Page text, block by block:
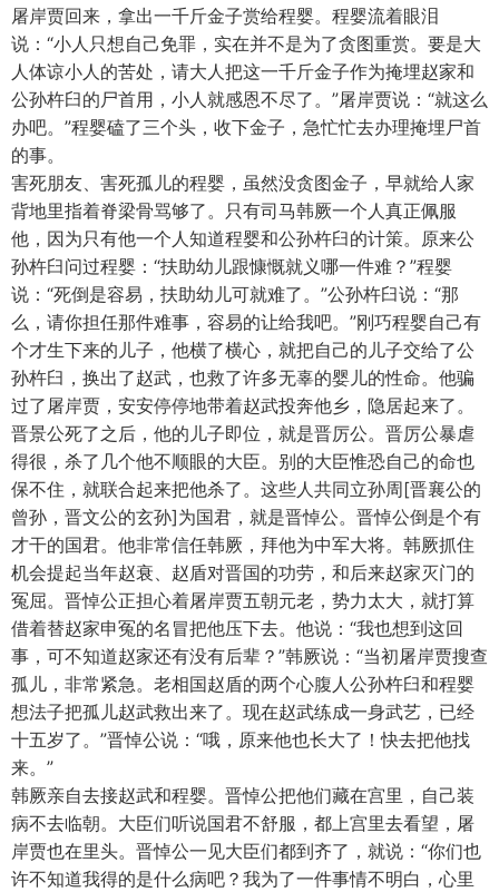
屠岸贾回来，拿出一千斤金子赏给程婴。程婴流着眼泪
说：“小人只想自己免罪，实在并不是为了贪图重赏。要是大
人体谅小人的苦处，请大人把这一千斤金子作为掩埋赵家和
公孙杵臼的尸首用，小人就感恩不尽了。”屠岸贾说：“就这么
办吧。”程婴磕了三个头，收下金子，急忙忙去办理掩埋尸首
的事。
害死朋友、害死孤儿的程婴，虽然没贪图金子，早就给人家
背地里指着脊梁骨骂够了。只有司马韩厥一个人真正佩服
他，因为只有他一个人知道程婴和公孙杵臼的计策。原来公
孙杵臼问过程婴：“扶助幼儿跟慷慨就义哪一件难？”程婴
说：“死倒是容易，扶助幼儿可就难了。”公孙杵臼说：“那
么，请你担任那件难事，容易的让给我吧。”刚巧程婴自己有
个才生下来的儿子，他横了横心，就把自己的儿子交给了公
孙杵臼，换出了赵武，也救了许多无辜的婴儿的性命。他骗
过了屠岸贾，安安停停地带着赵武投奔他乡，隐居起来了。
晋景公死了之后，他的儿子即位，就是晋厉公。晋厉公暴虐
得很，杀了几个他不顺眼的大臣。别的大臣惟恐自己的命也
保不住，就联合起来把他杀了。这些人共同立孙周[晋襄公的
曾孙，晋文公的玄孙]为国君，就是晋悼公。晋悼公倒是个有
才干的国君。他非常信任韩厥，拜他为中军大将。韩厥抓住
机会提起当年赵衰、赵盾对晋国的功劳，和后来赵家灭门的
冤屈。晋悼公正担心着屠岸贾五朝元老，势力太大，就打算
借着替赵家申冤的名冒把他压下去。他说：“我也想到这回
事，可不知道赵家还有没有后辈？”韩厥说：“当初屠岸贾搜查
孤儿，非常紧急。老相国赵盾的两个心腹人公孙杵臼和程婴
想法子把孤儿赵武救出来了。现在赵武练成一身武艺，已经
十五岁了。”晋悼公说：“哦，原来他也长大了！快去把他找
来。”
韩厥亲自去接赵武和程婴。晋悼公把他们藏在宫里，自己装
病不去临朝。大臣们听说国君不舒服，都上宫里去看望，屠
岸贾也在里头。晋悼公一见大臣们都到齐了，就说：“你们也
许不知道我得的是什么病吧？我为了一件事情不明白，心里